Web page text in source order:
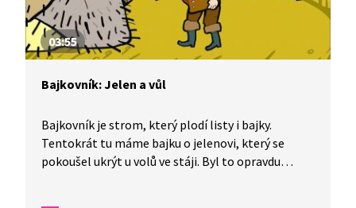
03:55
Bajkovník: Jelen a vůl
Bajkovník je strom, který plodí listy i bajky.
Tentokrát tu máme bajku o jelenovi, který se
pokoušel ukrýt u volů ve stáji. Byl to opravdu